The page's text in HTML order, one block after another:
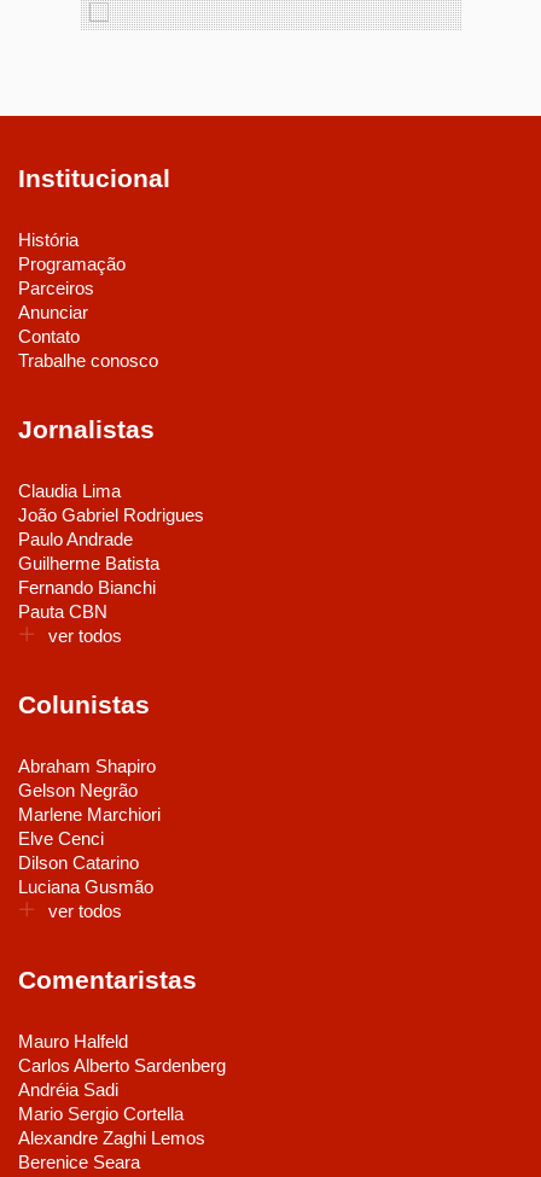
Institucional
História
Programação
Parceiros
Anunciar
Contato
Trabalhe conosco
Jornalistas
Claudia Lima
João Gabriel Rodrigues
Paulo Andrade
Guilherme Batista
Fernando Bianchi
Pauta CBN
ver todos
Colunistas
Abraham Shapiro
Gelson Negrão
Marlene Marchiori
Elve Cenci
Dilson Catarino
Luciana Gusmão
ver todos
Comentaristas
Mauro Halfeld
Carlos Alberto Sardenberg
Andréia Sadi
Mario Sergio Cortella
Alexandre Zaghi Lemos
Berenice Seara